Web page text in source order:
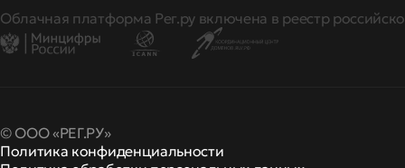
Облачная платформа Рег.ру включена в реестр
© ООО «РЕГ.РУ»
Политика конфиденциальности